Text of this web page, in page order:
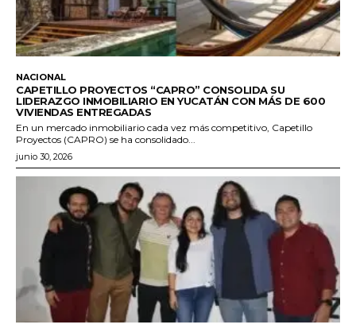
NACIONAL
CAPETILLO PROYECTOS “CAPRO” CONSOLIDA SU
LIDERAZGO INMOBILIARIO EN YUCATÁN CON MÁS DE 600
VIVIENDAS ENTREGADAS
En un mercado inmobiliario cada vez más competitivo, Capetillo
Proyectos (CAPRO) se ha consolidado...
junio 30, 2026